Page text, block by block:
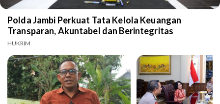
Polda Jambi Perkuat Tata Kelola Keuangan
Transparan, Akuntabel dan Berintegritas
HUKRIM